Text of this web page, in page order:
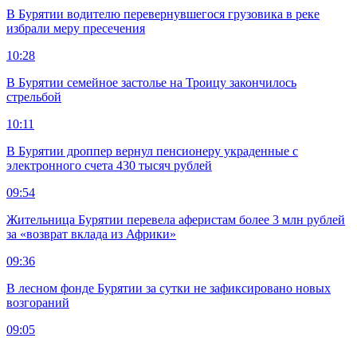
В Бурятии водителю перевернувшегося грузовика в реке
избрали меру пресечения
10:28
В Бурятии семейное застолье на Троицу закончилось
стрельбой
10:11
В Бурятии дроппер вернул пенсионеру украденные с
электронного счета 430 тысяч рублей
09:54
Жительница Бурятии перевела аферистам более 3 млн рублей
за «возврат вклада из Африки»
09:36
В лесном фонде Бурятии за сутки не зафиксировано новых
возгораний
09:05